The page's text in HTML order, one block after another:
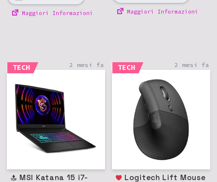
Maggiori Informazioni Maggiori Informazioni
TECH 2 mesi fa TECH 2 mesi fa